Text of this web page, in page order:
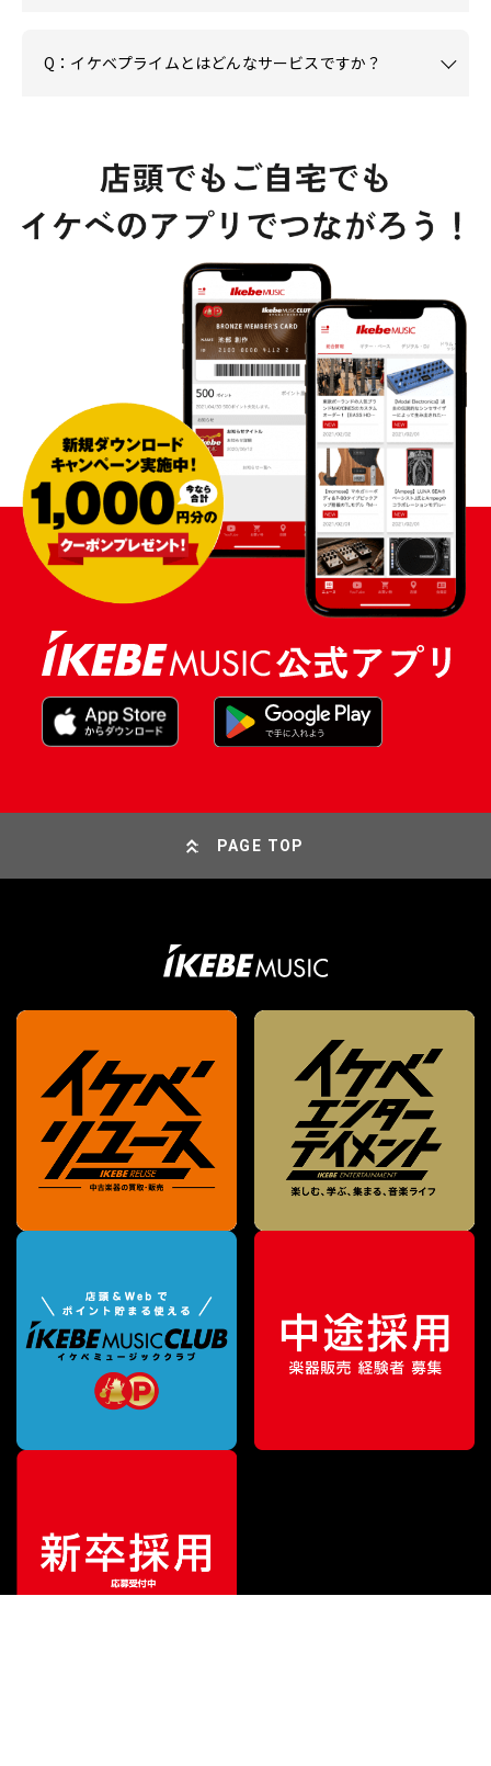
販売価格¥17,050（税込）
Q：イケベプライムとはどんなサービスですか？
PAGE TOP